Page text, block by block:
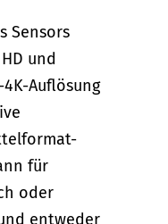
Sensors
und
Auflösung
für
oder
entweder